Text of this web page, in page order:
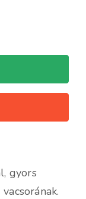
gyors